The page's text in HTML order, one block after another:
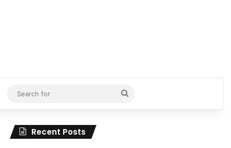
Search
for
Recent Posts